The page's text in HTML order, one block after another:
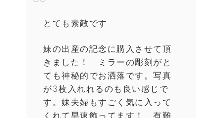
とても素敵です
妹の出産の記念に購入させて頂
きました！ ミラーの彫刻がと
ても神秘的でお洒落です。写真
が3枚入れれるのも良い感じで
す。妹夫婦もすごく気に入って
くれて早速飾ってます！ 有難